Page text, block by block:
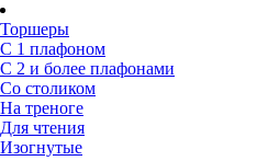
Торшеры
С 1 плафоном
С 2 и более плафонами
Со столиком
На треноге
Для чтения
Изогнутые